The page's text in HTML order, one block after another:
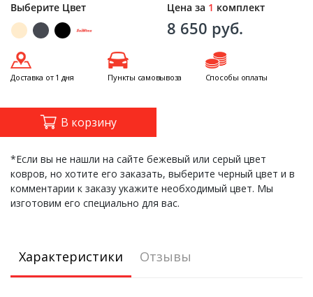
Выберите Цвет Цена за 1 комплект
8 650 руб.
В корзину
Доставка от 1 дня Пункты самовывоза Способы оплаты
*Если вы не нашли на сайте бежевый или серый цвет
ковров, но хотите его заказать, выберите черный цвет и в
комментарии к заказу укажите необходимый цвет. Мы
изготовим его специально для вас.
Характеристики Отзывы